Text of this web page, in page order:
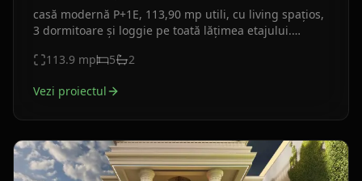
casă modernă P+1E, 113,90 mp utili, cu living spațios,
3 dormitoare și loggie pe toată lățimea etajului.
113.9 mp 5 2
Vezi proiectul